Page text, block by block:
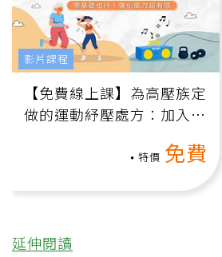
【免費線上課】為高壓族定
做的運動紓壓處方：加入行
特價 免費
影片課程
延伸閱讀